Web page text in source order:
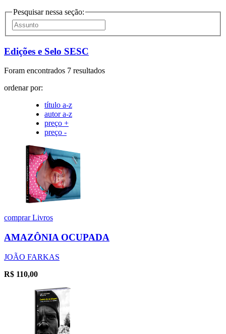
Pesquisar nessa seção:
Edições e Selo SESC
Foram encontrados 7 resultados
ordenar por:
título a-z
autor a-z
preço +
preço -
comprarLivros
AMAZÔNIA OCUPADA
JOÃO FARKAS
R$ 110,00